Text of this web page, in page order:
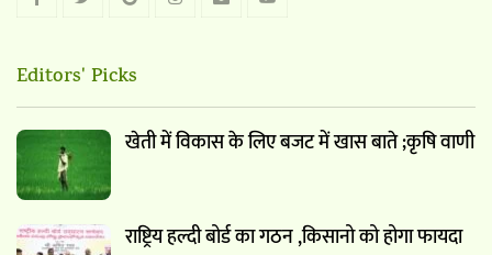
Editors' Picks
खेती में विकास के लिए बजट में खास बाते ;कृषि वाणी
राष्ट्रिय हल्दी बोर्ड का गठन ,किसानो को होगा फायदा